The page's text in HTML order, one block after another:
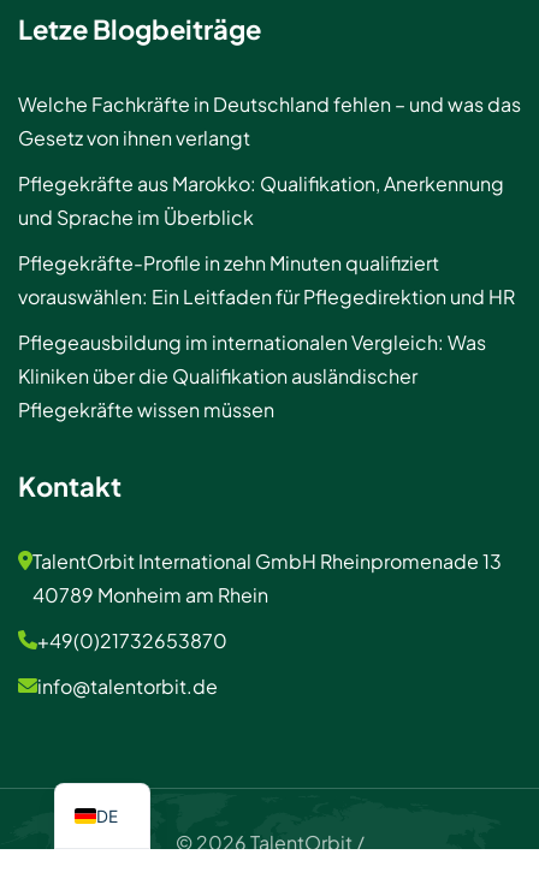
Letze Blogbeiträge
Welche Fachkräfte in Deutschland fehlen – und was das
Gesetz von ihnen verlangt
Pflegekräfte aus Marokko: Qualifikation, Anerkennung
und Sprache im Überblick
Pflegekräfte-Profile in zehn Minuten qualifiziert
vorauswählen: Ein Leitfaden für Pflegedirektion und HR
Pflegeausbildung im internationalen Vergleich: Was
Kliniken über die Qualifikation ausländischer
Pflegekräfte wissen müssen
Kontakt
TalentOrbit International GmbH Rheinpromenade 13
40789 Monheim am Rhein
+49(0)21732653870
info@talentorbit.de
© 2026 TalentOrbit /
DE